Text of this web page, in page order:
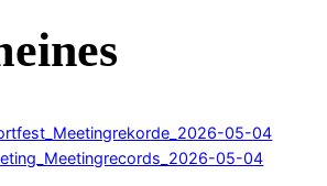
05-04
05-04